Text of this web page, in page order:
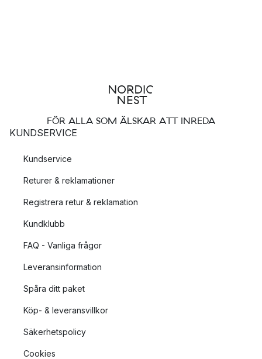
FÖR ALLA SOM ÄLSKAR ATT INREDA
KUNDSERVICE
Kundservice
Returer & reklamationer
Registrera retur & reklamation
Kundklubb
FAQ - Vanliga frågor
Leveransinformation
Spåra ditt paket
Köp- & leveransvillkor
Säkerhetspolicy
Cookies